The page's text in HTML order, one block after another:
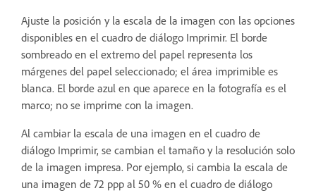
Ajuste la posición y la escala de la imagen con las opciones
disponibles en el cuadro de diálogo Imprimir. El borde
sombreado en el extremo del papel representa los
márgenes del papel seleccionado; el área imprimible es
blanca. El borde azul en que aparece en la fotografía es el
marco; no se imprime con la imagen.
Al cambiar la escala de una imagen en el cuadro de
diálogo Imprimir, se cambian el tamaño y la resolución solo
de la imagen impresa. Por ejemplo, si cambia la escala de
una imagen de 72 ppp al 50 % en el cuadro de diálogo